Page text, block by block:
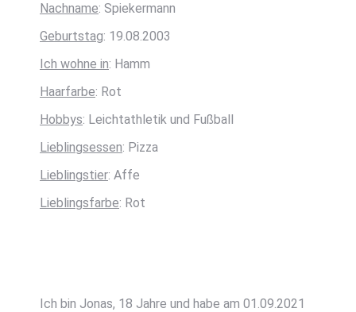
Nachname: Spiekermann
Geburtstag: 19.08.2003
Ich wohne in: Hamm
Haarfarbe: Rot
Hobbys: Leichtathletik und Fußball
Lieblingsessen: Pizza
Lieblingstier: Affe
Lieblingsfarbe: Rot
Ich bin Jonas, 18 Jahre und habe am 01.09.2021